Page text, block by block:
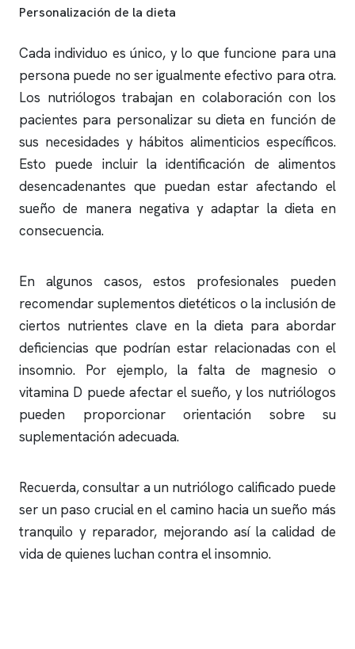
Personalización de la dieta
Cada individuo es único, y lo que funcione para una
persona puede no ser igualmente efectivo para otra.
Los nutriólogos trabajan en colaboración con los
pacientes para personalizar su dieta en función de
sus necesidades y hábitos alimenticios específicos.
Esto puede incluir la identificación de alimentos
desencadenantes que puedan estar afectando el
sueño de manera negativa y adaptar la dieta en
consecuencia.
En algunos casos, estos profesionales pueden
recomendar suplementos dietéticos o la inclusión de
ciertos nutrientes clave en la dieta para abordar
deficiencias que podrían estar relacionadas con el
insomnio. Por ejemplo, la falta de magnesio o
vitamina D puede afectar el sueño, y los nutriólogos
pueden proporcionar orientación sobre su
suplementación adecuada.
Recuerda, consultar a un nutriólogo calificado puede
ser un paso crucial en el camino hacia un sueño más
tranquilo y reparador, mejorando así la calidad de
vida de quienes luchan contra elinsomnio.